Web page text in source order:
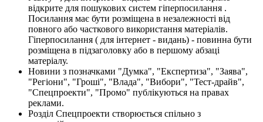
відкрите для пошукових систем гіперпосилання .
Посилання має бути розміщена в незалежності від
повного або часткового використання матеріалів.
Гіперпосилання ( для інтернет - видань) - повинна бути
розміщена в підзаголовку або в першому абзаці
матеріалу.
Новини з позначками "Думка", "Експертиза", "Заява",
"Регіони", "Гроші", "Влада", "Вибори", "Тест-драйв",
"Спецпроекти", "Промо" публікуються на правах
реклами.
Розділ Спецпроекти створюється спільно з